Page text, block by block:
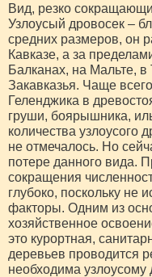
Вид, резко
Узлоусый дровосек –
средних размеров, он
Кавказе, а за
Балканах, на Мальте,
Закавказья. Чаще
Геленджика в
груши, боярышника,
количества узлоусого
не отмечалось. Но
потере данного вида.
сокращения
глубоко, поскольку
факторы. Одним из
хозяйственное
это курортная,
деревьев проводится
необходима узлоусому